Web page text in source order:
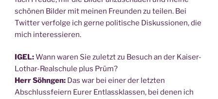
schö­nen Bil­der mit mei­nen Freun­den zu tei­len. Bei
Twit­ter ver­fol­ge ich ger­ne poli­ti­sche Dis­kus­sio­nen, die
mich interessieren.
IGEL:Wann waren Sie zuletzt zu Besuch an der Kai­ser-
Lothar-Real­schu­le plus Prüm?
Herr Söhn­gen: Das war bei einer der letz­ten
Abschluss­fei­ern Eurer Ent­lass­klas­sen, bei denen ich